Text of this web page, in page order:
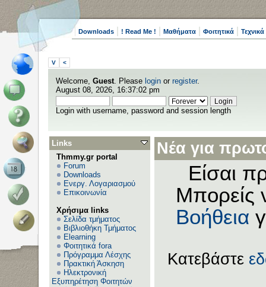
Downloads ! Read Me ! Μαθήματα Φοιτητικά
V <
Welcome, Guest. Please login or register.
August 08, 2026, 16:37:02 pm
Login with username, password and session length
Links
Thmmy.gr portal
Forum
Downloads
Ενεργ. Λογαριασμού
Επικοινωνία
Χρήσιμα links
Σελίδα τμήματος
Βιβλιοθήκη Τμήματος
Elearning
Φοιτητικά fora
Πρόγραμμα Λέσχης
Πρακτική Άσκηση
Ηλεκτρονική
Εξυπηρέτηση Φοιτητών
Νέα για
Είσαι
Μπορείς
Βοήθεια
Κατεβάστε